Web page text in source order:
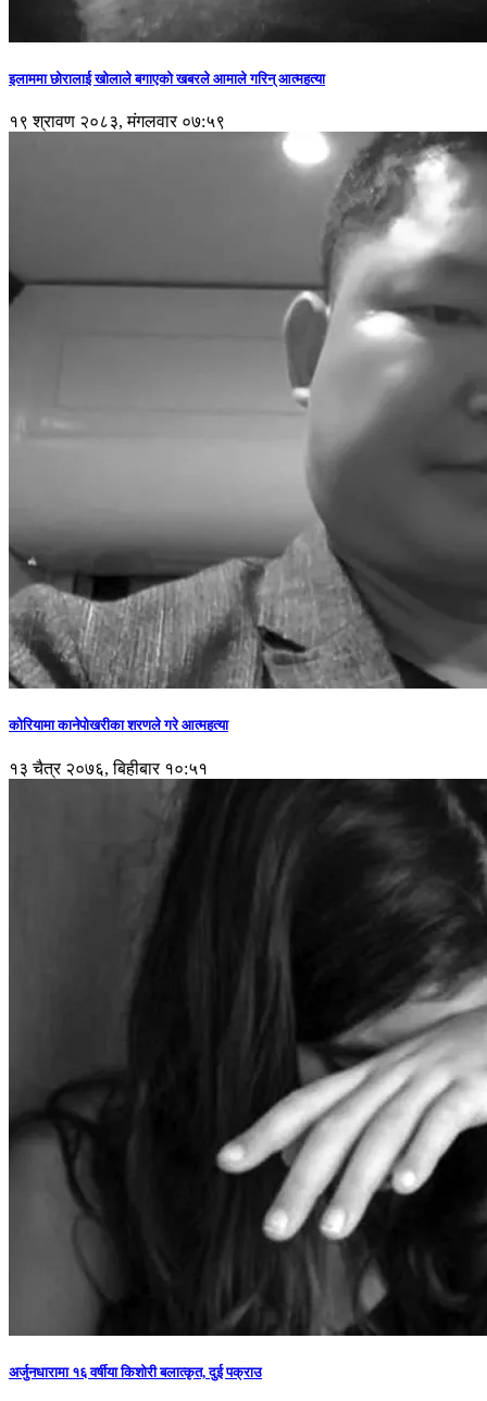
इलाममा छोरालाई खोलाले बगाएकाे खबरले आमाले गरिन् आत्महत्या
१९ श्रावण २०८३, मंगलवार ०७:५९
कोरियामा कानेपोखरीका शरणले गरे आत्महत्या
१३ चैत्र २०७६, बिहीबार १०:५१
अर्जुनधारामा १६ वर्षीया किशोरी बलात्कृत, दुई पक्राउ